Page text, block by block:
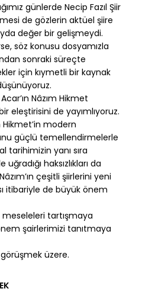
günlerde Necip Fazıl Şiir
de gözlerin aktüel şiire
değer bir gelişmeydi.
söz konusu dosyamızla
sonraki süreçte
için kıymetli bir kaynak
Nâzım Hikmet
eleştirisini de yayımlıyoruz.
Hikmet’in modern
güçlü temellendirmelerle
tarihimizin yanı sıra
haksızlıkları da
çeşitli şiirlerini yeni
itibariyle de büyük önem
meseleleri tartışmaya
şairlerimizi tanıtmaya
üzere.